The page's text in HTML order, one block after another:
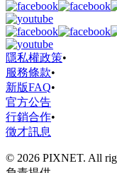
隱私權政策•
服務條款•
新版FAQ•
官方公告
行銷合作•
徵才訊息
© 2026 PIXNET. All